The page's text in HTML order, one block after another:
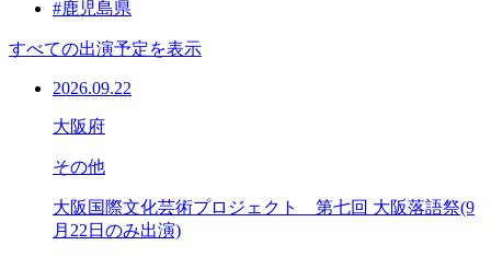
#鹿児島県
すべての出演予定を表示
2026.09.22
大阪府
その他
大阪国際文化芸術プロジェクト 第七回 大阪落語祭(9
月22日のみ出演)